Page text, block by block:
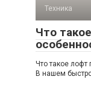
Техника
Что
Что такое лофт
В нашем